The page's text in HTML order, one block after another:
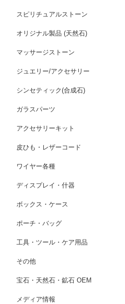
スピリチュアルストーン
オリジナル製品 (天然石)
マッサージストーン
ジュエリー/アクセサリー
シンセティック(合成石)
ガラスパーツ
アクセサリーキット
皮ひも・レザーコード
ワイヤー各種
ディスプレイ・什器
ボックス・ケース
ポーチ・バッグ
工具・ツール・ケア用品
その他
宝石・天然石・鉱石 OEM
メディア情報